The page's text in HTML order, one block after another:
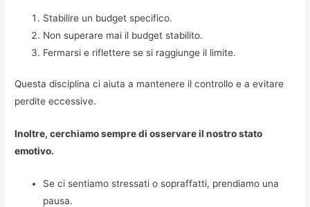
Stabilire un budget specifico.
Non superare mai il budget stabilito.
Fermarsi e riflettere se si raggiunge il limite.
Questa disciplina ci aiuta a mantenere il controllo e a evitare
perdite eccessive.
Inoltre, cerchiamo sempre di osservare il nostro stato
emotivo.
Se ci sentiamo stressati o sopraffatti, prendiamo una
pausa.